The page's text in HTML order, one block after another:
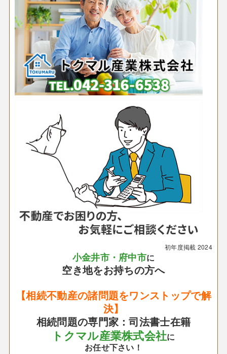
初年度掲載 2024
小金井市・府中市に
空き地をお持ちの方へ
【相続不動産の諸問題をワンストップで解
決】
相続問題の専門家：司法書士在籍
トクマル産業株式会社に
お任せ下さい！